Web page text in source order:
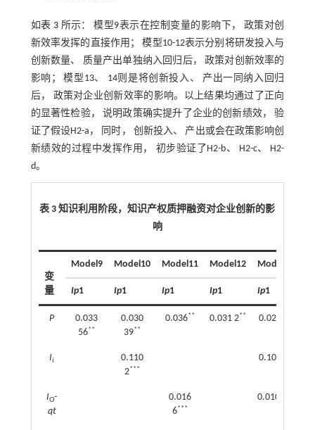
如表 3 所示： 模型9表示在控制变量的影响下， 政策对创
新效率发挥的直接作用； 模型10-12表示分别将研发投入与
创新数量、 质量产出单独纳入回归后， 政策对创新效率的
影响； 模型13、 14则是将创新投入、 产出一同纳入回归
后， 政策对企业创新效率的影响。以上结果均通过了正向
的显著性检验， 说明政策确实提升了企业的创新绩效， 验
证了假设H2-a， 同时， 创新投入、 产出或会在政策影响创
新绩效的过程中发挥作用， 初步验证了H2-b、 H2-c、 H2-
d。
表 3 知识利用阶段，知识产权质押融资对企业创新的影
响
变
量
Model9 Model10 Model11 Model12 Model13
Ip1 Ip1 Ip1 Ip1 Ip1
P
0.033
56**
0.030
39**
0.036** 0.031 2** 0.028 8
Ii
0.110
2***
0.107
IO-
qt
0.016
6***
0.010 3